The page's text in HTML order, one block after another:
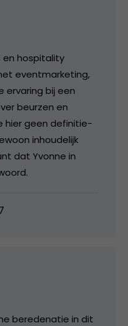
en hospitality
eventmarketing,
ervaring bij een
beurzen en
hier geen definitie-
inhoudelijk
dat Yvonne in
beredenatie in dit